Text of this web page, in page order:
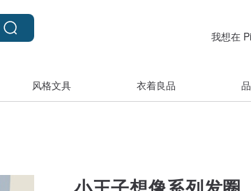
我想在
风格文具 衣着良品